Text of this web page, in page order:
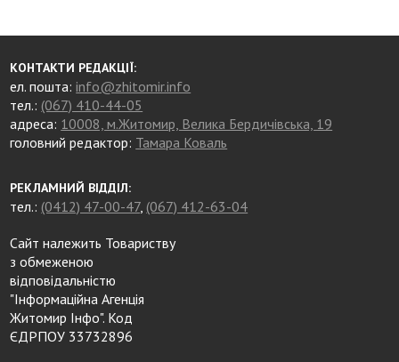
КОНТАКТИ РЕДАКЦІЇ:
ел. пошта:info@zhitomir.info
тел.: (067) 410-44-05
адреса: 10008, м.Житомир, Велика Бердичівська, 19
головний редактор: Тамара Коваль
РЕКЛАМНИЙ ВІДДІЛ:
тел.: (0412) 47-00-47, (067) 412-63-04
Сайт належить Товариству
з обмеженою
відповідальністю
"Інформаційна Агенція
Житомир Інфо". Код
ЄДРПОУ 33732896